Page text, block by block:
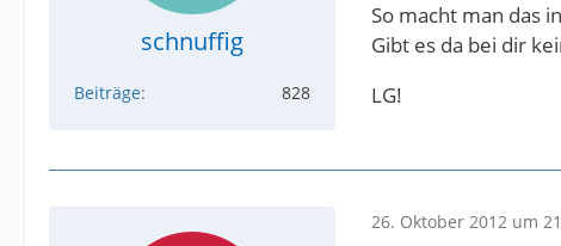
schnuffig
Beiträge 828
So macht man das
Gibt es da bei dir
LG!
26. Oktober 2012 um